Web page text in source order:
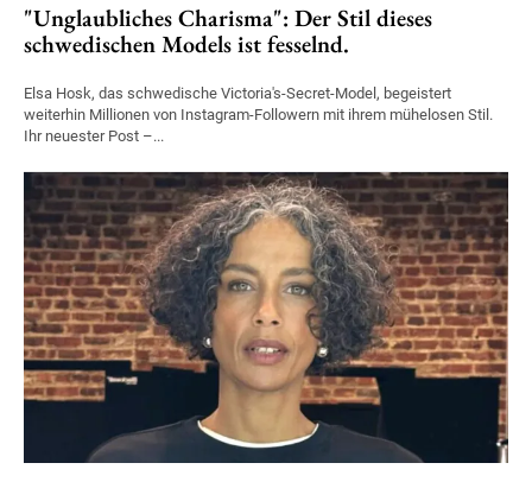
"Unglaubliches Charisma": Der Stil dieses
schwedischen Models ist fesselnd.
Elsa Hosk, das schwedische Victoria's-Secret-Model, begeistert
weiterhin Millionen von Instagram-Followern mit ihrem mühelosen Stil.
Ihr neuester Post –...